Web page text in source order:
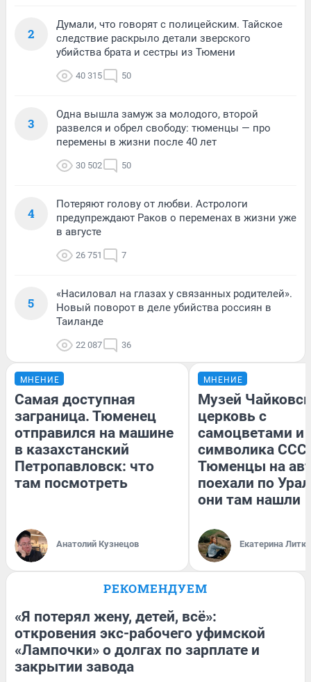
2
Думали, что говорят с полицейским. Тайское
следствие раскрыло детали зверского
убийства брата и сестры из Тюмени
40 315 50
3
Одна вышла замуж за молодого, второй
развелся и обрел свободу: тюменцы — про
перемены в жизни после 40 лет
30 502 50
4
Потеряют голову от любви. Астрологи
предупреждают Раков о переменах в жизни уже
в августе
26 751 7
5
«Насиловал на глазах у связанных родителей».
Новый поворот в деле убийства россиян в
Таиланде
22 087 36
МНЕНИЕ
Самая доступная
заграница. Тюменец
отправился на машине
в казахстанский
Петропавловск: что
там посмотреть
Анатолий Кузнецов
МНЕНИЕ
Музей
церковь с
самоцветами и
символика
Тюменцы на
поехали по
они там нашли
Екатерина
РЕКОМЕНДУЕМ
«Я потерял жену, детей, всё»:
откровения экс-рабочего уфимской
«Лампочки» о долгах по зарплате и
закрытии завода